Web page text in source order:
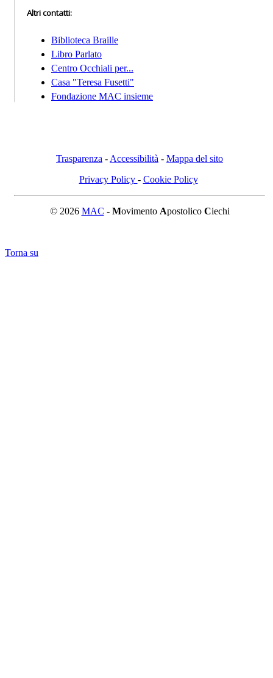
Altri contatti:
Biblioteca Braille
Libro Parlato
Centro Occhiali per...
Casa "Teresa Fusetti"
Fondazione MAC insieme
Trasparenza - Accessibilità - Mappa del sito
Privacy Policy - Cookie Policy
© 2026 MAC - Movimento Apostolico Ciechi
Torna su